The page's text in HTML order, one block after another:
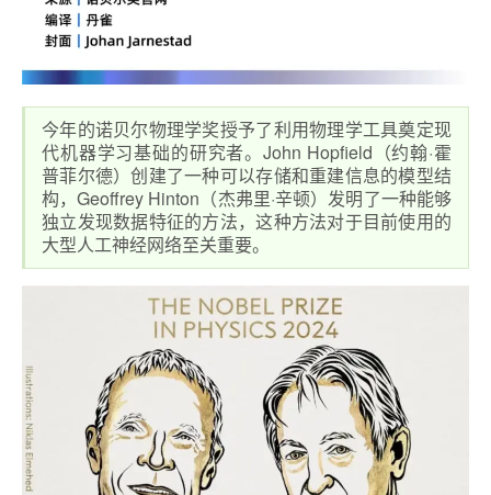
今年的诺贝尔物理学奖授予了利用物理学工具奠定现
代机器学习基础的研究者。John Hopfield（约翰·霍
普菲尔德）创建了一种可以存储和重建信息的模型结
构，Geoffrey Hinton（杰弗里·辛顿）发明了一种能够
独立发现数据特征的方法，这种方法对于目前使用的
大型人工神经网络至关重要。